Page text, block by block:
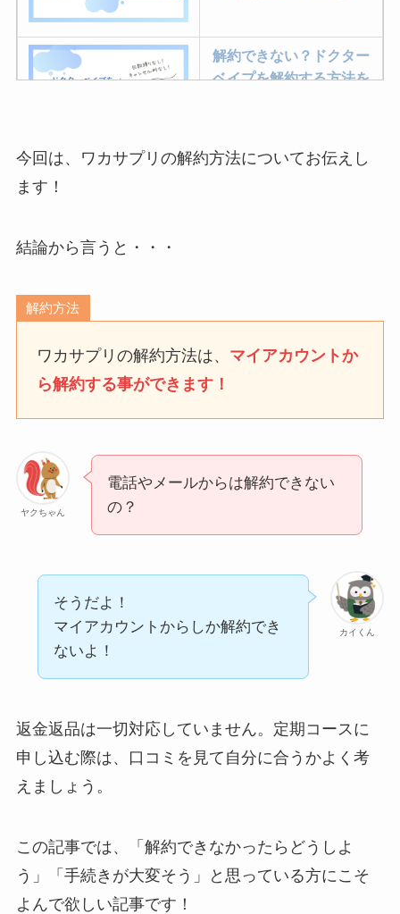
解約できない？ドクター
ベイプを解約する方法を
ミュゼプラチナムの解約
タイミングを詳しく解
説！
ユンス美容液の解約まと
ニューZの解約まとめ！
電話が繋がらない時の裏
解約できない？バロニー
を電話から解約する方法
を完全攻略
今回は、ワカサプリの解約方法についてお伝えし
ます！
結論から言うと・・・
解約方法
ワカサプリの解約方法は、 マイアカウントか
ら解約する事ができます！
ヤクちゃん
電話やメールからは解約できない
の？
カイくん
そうだよ！
マイアカウントからしか解約でき
ないよ！
返金返品は一切対応していません。定期コースに
申し込む際は、口コミを見て自分に合うかよく考
えましょう。
この記事では、「解約できなかったらどうしよ
う」「手続きが大変そう」と思っている方にこそ
よんで欲しい記事です！